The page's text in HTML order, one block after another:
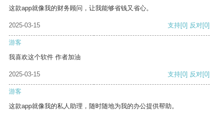
这款app就像我的财务顾问，让我能够省钱又省心。
2025-03-15 支持[0] 反对[0]
游客
我喜欢这个软件 作者加油
2025-03-15 支持[0] 反对[0]
游客
这款app就像我的私人助理，随时随地为我的办公提供帮助。